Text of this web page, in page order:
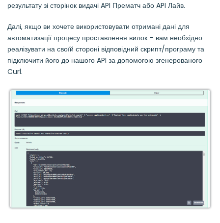
результату зі сторінок видачі API Прематч або API Лайв.
Далі, якщо ви хочете використовувати отримані дані для
автоматизації процесу проставлення вилок – вам необхідно
реалізувати на своїй стороні відповідний скрипт/програму та
підключити його до нашого API за допомогою згенерованого
Curl.